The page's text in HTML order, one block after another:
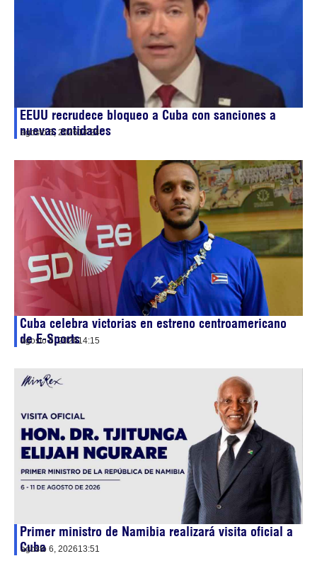
EEUU recrudece bloqueo a Cuba con sanciones a
nuevas entidades
agosto 6, 202614:24
Cuba celebra victorias en estreno centroamericano
de E-Sports
agosto 6, 202614:15
Primer ministro de Namibia realizará visita oficial a
Cuba
agosto 6, 202613:51